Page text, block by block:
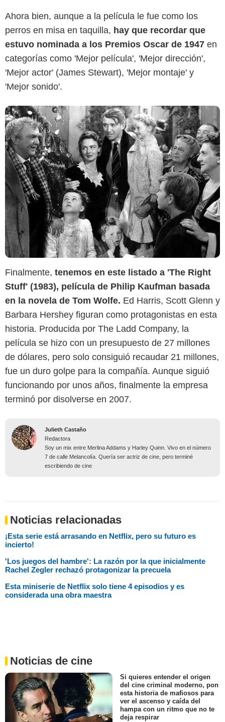
Ahora bien, aunque a la película le fue como los
perros en misa en taquilla, hay que recordar que
estuvo nominada a los Premios Oscar de 1947 en
categorías como 'Mejor película', 'Mejor dirección',
'Mejor actor' (James Stewart), 'Mejor montaje' y
'Mejor sonido'.
Finalmente, tenemos en este listado a 'The Right
Stuff' (1983), película de Philip Kaufman basada
en la novela de Tom Wolfe. Ed Harris, Scott Glenn y
Barbara Hershey figuran como protagonistas en esta
historia. Producida por The Ladd Company, la
película se hizo con un presupuesto de 27 millones
de dólares, pero solo consiguió recaudar 21 millones,
fue un duro golpe para la compañía. Aunque siguió
funcionando por unos años, finalmente la empresa
terminó por disolverse en 2007.
Julieth Castaño
Redactora
Soy un mix entre Merlina Addams y Harley Quinn. Vivo en el número
7 de calle Melancolía. Quería ser actriz de cine, pero terminé
escribiendo de cine
Noticias relacionadas
¡Esta serie está arrasando en Netflix, pero su futuro es
incierto!
'Los juegos del hambre': La razón por la que inicialmente
Rachel Zegler rechazó protagonizar la precuela
Esta miniserie de Netflix solo tiene 4 episodios y es
considerada una obra maestra
Noticias de cine
Si quieres entender el origen
del cine criminal moderno, pon
esta historia de mafiosos para
ver el ascenso y caída del
hampa con un ritmo que no te
deja respirar